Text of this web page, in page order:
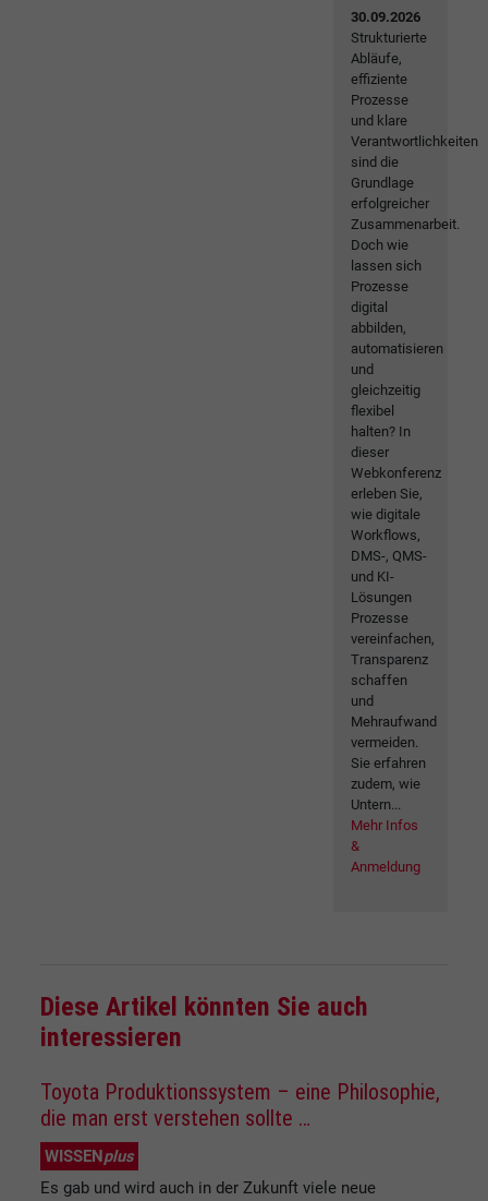
30.09.2026
Strukturierte
Abläufe,
effiziente
Prozesse
und klare
Verantwortlichkeiten
sind die
Grundlage
erfolgreicher
Zusammenarbeit.
Doch wie
lassen sich
Prozesse
digital
abbilden,
automatisieren
und
gleichzeitig
flexibel
halten? In
dieser
Webkonferenz
erleben Sie,
wie digitale
Workflows,
DMS-, QMS-
und KI-
Lösungen
Prozesse
vereinfachen,
Transparenz
schaffen
und
Mehraufwand
vermeiden.
Sie erfahren
zudem, wie
Untern...
Mehr Infos
&
Anmeldung
Diese Artikel könnten Sie auch
interessieren
Toyota Produktionssystem – eine Philosophie,
die man erst verstehen sollte …
WISSENplus
Es gab und wird auch in der Zukunft viele neue